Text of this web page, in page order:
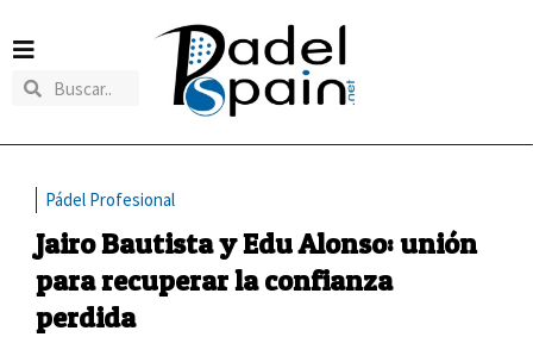
Pádel Profesional
Jairo Bautista y Edu Alonso: unión
para recuperar la confianza
perdida